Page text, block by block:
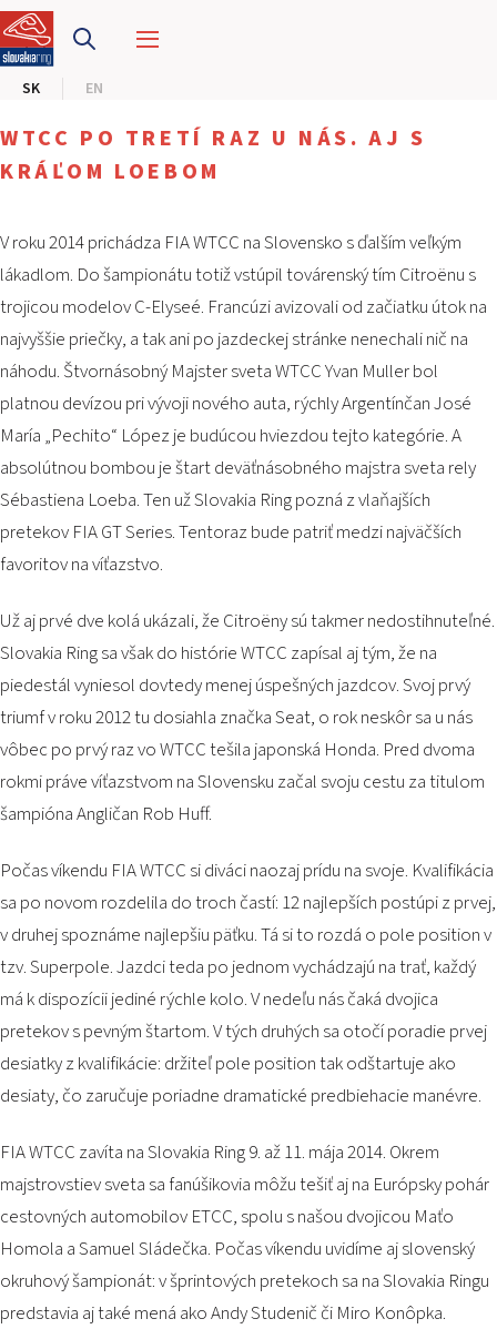
SK EN
PRETEKÁRSKY OKRUH
CENTRUM BEZPEČNEJ JAZDY
KALENDÁR
SK
MAPA STRÁNKY
E-SHOP A VSTUPENKY
PRE FIRMY
PODUJATIA 2026
KONTAKTY
WTCC PO TRETÍ RAZ U NÁS. AJ S
KRÁĽOM LOEBOM
V roku 2014 prichádza FIA WTCC na Slovensko s ďalším veľkým
lákadlom. Do šampionátu totiž vstúpil továrenský tím Citroënu s
trojicou modelov C-Elyseé. Francúzi avizovali od začiatku útok na
najvyššie priečky, a tak ani po jazdeckej stránke nenechali nič na
náhodu. Štvornásobný Majster sveta WTCC Yvan Muller bol
platnou devízou pri vývoji nového auta, rýchly Argentínčan José
María „Pechito“ López je budúcou hviezdou tejto kategórie. A
absolútnou bombou je štart deväťnásobného majstra sveta rely
Sébastiena Loeba. Ten už Slovakia Ring pozná z vlaňajších
pretekov FIA GT Series. Tentoraz bude patriť medzi najväčších
favoritov na víťazstvo.
Už aj prvé dve kolá ukázali, že Citroëny sú takmer nedostihnuteľné.
Slovakia Ring sa však do histórie WTCC zapísal aj tým, že na
piedestál vyniesol dovtedy menej úspešných jazdcov. Svoj prvý
triumf v roku 2012 tu dosiahla značka Seat, o rok neskôr sa u nás
vôbec po prvý raz vo WTCC tešila japonská Honda. Pred dvoma
rokmi práve víťazstvom na Slovensku začal svoju cestu za titulom
šampióna Angličan Rob Huff.
Počas víkendu FIA WTCC si diváci naozaj prídu na svoje. Kvalifikácia
sa po novom rozdelila do troch častí: 12 najlepších postúpi z prvej,
v druhej spoznáme najlepšiu päťku. Tá si to rozdá o pole position v
tzv. Superpole. Jazdci teda po jednom vychádzajú na trať, každý
má k dispozícii jediné rýchle kolo. V nedeľu nás čaká dvojica
pretekov s pevným štartom. V tých druhých sa otočí poradie prvej
desiatky z kvalifikácie: držiteľ pole position tak odštartuje ako
desiaty, čo zaručuje poriadne dramatické predbiehacie manévre.
FIA WTCC zavíta na Slovakia Ring 9. až 11. mája 2014. Okrem
majstrovstiev sveta sa fanúšikovia môžu tešiť aj na Európsky pohár
cestovných automobilov ETCC, spolu s našou dvojicou Maťo
Homola a Samuel Sládečka. Počas víkendu uvidíme aj slovenský
okruhový šampionát: v šprintových pretekoch sa na Slovakia Ringu
predstavia aj také mená ako Andy Studenič či Miro Konôpka.